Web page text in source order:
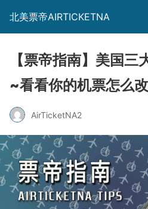
北美票帝AIRTICKETNA
【票帝指南】美国
~看看你的机票怎么
AirTicketNA2